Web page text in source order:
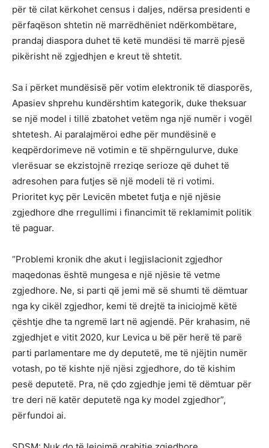
për të cilat kërkohet census i daljes, ndërsa presidenti e
përfaqëson shtetin në marrëdhëniet ndërkombëtare,
prandaj diaspora duhet të ketë mundësi të marrë pjesë
pikërisht në zgjedhjen e kreut të shtetit.
Sa i përket mundësisë për votim elektronik të diasporës,
Apasiev shprehu kundërshtim kategorik, duke theksuar
se një model i tillë zbatohet vetëm nga një numër i vogël
shtetesh. Ai paralajmëroi edhe për mundësinë e
keqpërdorimeve në votimin e të shpërngulurve, duke
vlerësuar se ekzistojnë rreziqe serioze që duhet të
adresohen para futjes së një modeli të ri votimi.
Prioritet kyç për Levicën mbetet futja e një njësie
zgjedhore dhe rregullimi i financimit të reklamimit politik
të paguar.
“Problemi kronik dhe akut i legjislacionit zgjedhor
maqedonas është mungesa e një njësie të vetme
zgjedhore. Ne, si parti që jemi më së shumti të dëmtuar
nga ky cikël zgjedhor, kemi të drejtë ta iniciojmë këtë
çështje dhe ta ngremë lart në agjendë. Për krahasim, në
zgjedhjet e vitit 2020, kur Levica u bë për herë të parë
parti parlamentare me dy deputetë, me të njëjtin numër
votash, po të kishte një njësi zgjedhore, do të kishim
pesë deputetë. Pra, në çdo zgjedhje jemi të dëmtuar për
tre deri në katër deputetë nga ky model zgjedhor”,
përfundoi ai.